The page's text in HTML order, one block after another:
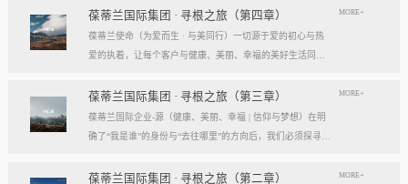
葆蒂兰国际立志成为健康产业中一个响亮的中国品牌。我们
以“为爱而生，与美同行”为使命，绘制出一幅清晰而雄心勃
勃的发展蓝图，旨在以坚实的步伐，从专业的深度走向事业
028 | 5年愿景）成为“私护健康领域的持续领跑者”· 定位： 我
葆蒂兰国际集团 · 寻根之旅（第四章）
葆蒂兰使命（为爱而生 · 与美同行）一切源于爱的初心与热
爱的执着，让每个客户与健康、美丽、幸福的美好生活同
双翼“爱的初心”与“热爱的执着”，共同构成了葆蒂兰的精神内
核与力量源泉，二者如同呼吸，一呼一吸，生生不息。爱的
初心，是我们的根脉与方向。它是最初那份纯粹的善意、利
MORE+
葆蒂兰国际集团 · 寻根之旅（第三章）
葆蒂兰国际企业-源（健康、美丽、幸福 | 信仰与梦想）在明
确了“我是谁”的身份与“去往哪里”的方向后，我们必须探寻滋
格局与能量。它，就是葆蒂兰的“源”——我们一切思想与行
MORE+
葆蒂兰国际集团 · 寻根之旅（第二章） MORE+